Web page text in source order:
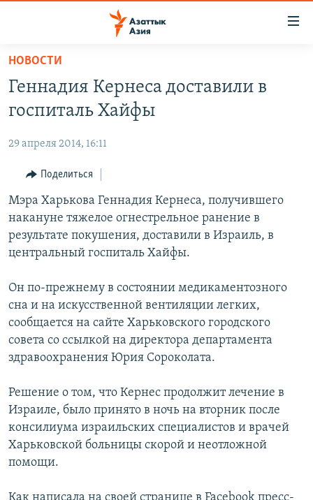
Вернуться
основному
содержанию
навигации
Вернутся
поиску
УЗБЕКИСТАН
ТАДЖИКИСТАН
НОВОСТИ
НА ДРУГИХ ЯЗЫКАХ
ҚАЗАҚША
КЫРГЫЗЧА
ЎЗБЕКЧА
ТОҶИКӢ
Все сайты РСЕ/РС
НОВОСТИ
Геннадия Кернеса доставили в
госпиталь Хайфы
29 апреля 2014, 16:11
Поделиться
Мэра Харькова Геннадия Кернеса, получившего
накануне тяжелое огнестрельное ранение в
результате покушения, доставили в Израиль, в
центральный госпиталь Хайфы.
Он по-прежнему в состоянии медикаментозного
сна и на искусственной вентиляции легких,
сообщается на сайте Харьковского городского
совета со ссылкой на директора департамента
здравоохранения Юрия Сороколата.
Решение о том, что Кернес продолжит лечение в
Израиле, было принято в ночь на вторник после
консилиума израильских специалистов и врачей
Харьковской больницы скорой и неотложной
помощи.